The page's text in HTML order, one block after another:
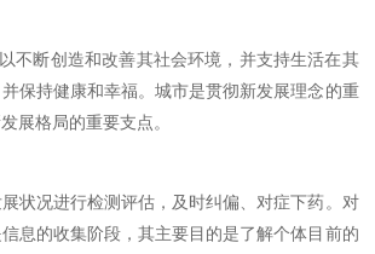
不断创造和改善其社会环境，并支持生活在其
保持健康和幸福。城市是贯彻新发展理念的重
展格局的重要支点。
状况进行检测评估，及时纠偏、对症下药。对
息的收集阶段，其主要目的是了解个体目前的